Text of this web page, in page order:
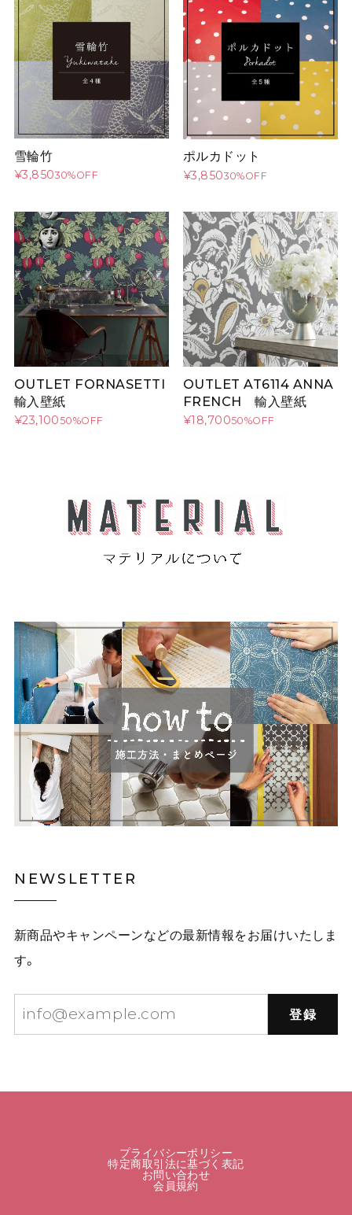
雪輪竹
¥3,85030%OFF
ポルカドット
¥3,85030%OFF
OUTLET FORNASETTI
輸入壁紙
¥23,10050%OFF
OUTLET AT6114 ANNA
FRENCH 輸入壁紙
¥18,70050%OFF
NEWSLETTER
新商品やキャンペーンなどの最新情報をお届けいたしま
す。
登録
プライバシーポリシー
特定商取引法に基づく表記
お問い合わせ
会員規約